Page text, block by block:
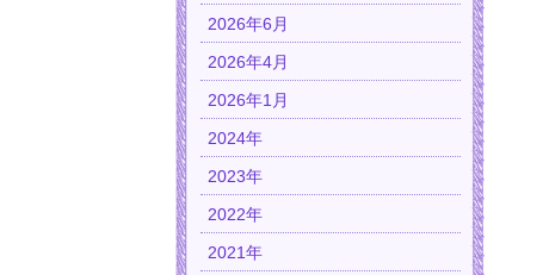
2026年6月
2026年4月
2026年1月
2024年
2023年
2022年
2021年